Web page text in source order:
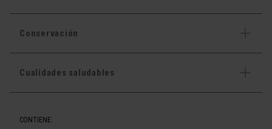
Conservación
Cualidades saludables
CONTIENE: